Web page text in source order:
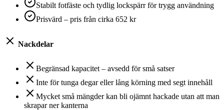
Stabilt fotfäste och tydlig lockspärr för trygg användning
Prisvärd – pris från cirka 652 kr
Nackdelar
Begränsad kapacitet – avsedd för små satser
Inte för tunga degar eller lång körning med segt innehåll
Mycket små mängder kan bli ojämnt hackade utan att man
skrapar ner kanterna